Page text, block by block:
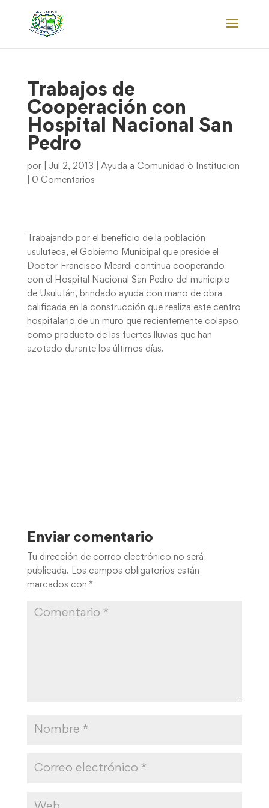
Trabajos de
Cooperación con
Hospital Nacional San
Pedro
por Jul 2, 2013
Ayuda a Comunidad ò Institucion
0 Comentarios
Trabajando por el beneficio de la población
usuluteca, el Gobierno Municipal que preside el
Doctor Francisco Meardi continua cooperando
con el Hospital Nacional San Pedro del municipio
de Usulután, brindado ayuda con mano de obra
calificada en la construcción que realiza este centro
hospitalario de un muro que recientemente colapso
como producto de las fuertes lluvias que han
azotado durante los últimos días.
Enviar comentario
Tu dirección de correo electrónico no será
publicada. Los campos obligatorios están
marcados con *